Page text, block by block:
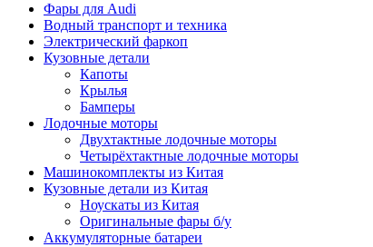
Фары для Audi
Водный транспорт и техника
Электрический фаркоп
Кузовные детали
Капоты
Крылья
Бамперы
Лодочные моторы
Двухтактные лодочные моторы
Четырёхтактные лодочные моторы
Машинокомплекты из Китая
Кузовные детали из Китая
Ноускаты из Китая
Оригинальные фары б/у
Аккумуляторные батареи